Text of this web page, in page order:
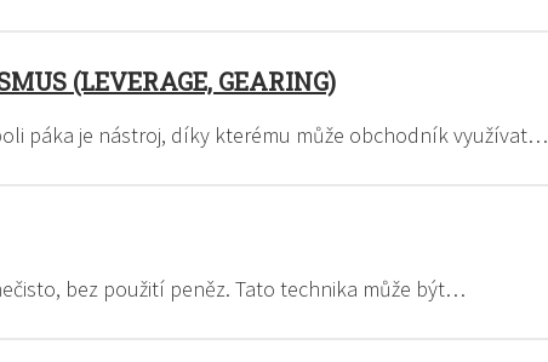
(LEVERAGE, GEARING)
páka je nástroj, díky kterému může obchodník využívat…
bez použití peněz. Tato technika může být…